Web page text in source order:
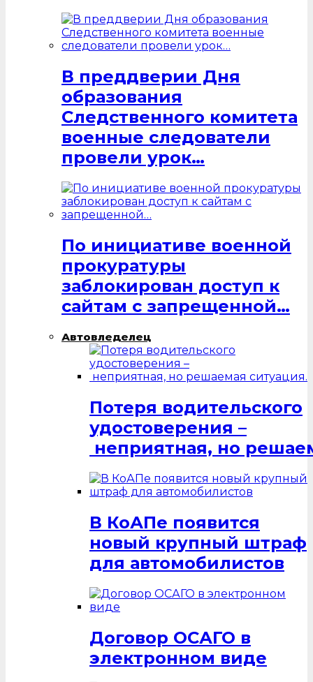
В преддверии Дня
образования
Следственного комитета
военные следователи
провели урок…
По инициативе военной
прокуратуры
заблокирован доступ к
сайтам с запрещенной…
Автовледелец
Потеря водительского
удостоверения –
неприятная, но
В КоАПе появится
новый крупный штраф
для автомобилистов
Договор ОСАГО в
электронном виде